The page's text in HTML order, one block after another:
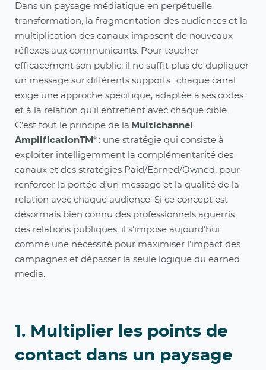
Dans un paysage médiatique en perpétuelle
transformation, la fragmentation des audiences et la
multiplication des canaux imposent de nouveaux
réflexes aux communicants. Pour toucher
efficacement son public, il ne suffit plus de dupliquer
un message sur différents supports : chaque canal
exige une approche spécifique, adaptée à ses codes
et à la relation qu’il entretient avec chaque cible.
C’est tout le principe de la Multichannel
AmplificationTM * : une stratégie qui consiste à
exploiter intelligemment la complémentarité des
canaux et des stratégies Paid/Earned/Owned, pour
renforcer la portée d’un message et la qualité de la
relation avec chaque audience. Si ce concept est
désormais bien connu des professionnels aguerris
des relations publiques, il s’impose aujourd’hui
comme une nécessité pour maximiser l’impact des
campagnes et dépasser la seule logique du earned
media.
1. Multiplier les points de
contact dans un paysage